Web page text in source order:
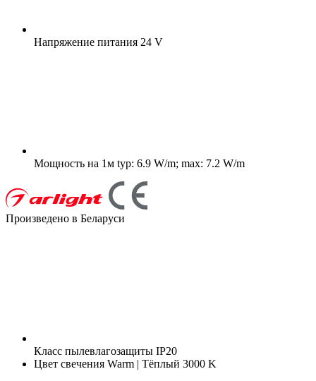
Напряжение питания 24 V
Мощность на 1м typ: 6.9 W/m; max: 7.2 W/m
Произведено в Беларуси
Класс пылевлагозащиты IP20
Цвет свечения Warm | Тёплый 3000 K